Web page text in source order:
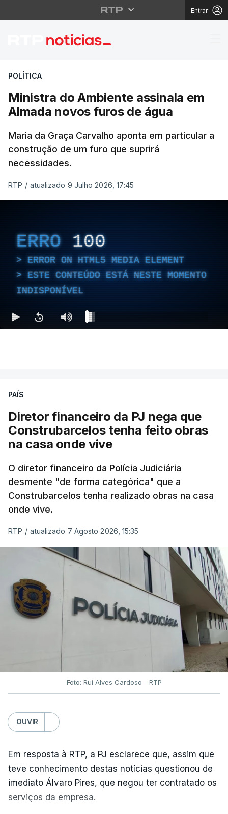
Entrar
Ministra do Ambiente
POLÍTICA
Ministra do Ambiente assinala em
Almada novos furos de água
Maria da Graça Carvalho aponta em particular a
construção de um furo que suprirá
necessidades.
RTP / atualizado 9 Julho 2026, 17:45
ERRO 100
ERROR ON HTML5 MEDIA ELEMENT
ESTE CONTEÚDO ESTÁ NESTE MOMENTO
INDISPONÍVEL
PAÍS
Diretor financeiro da PJ nega que
Construbarcelos tenha feito obras
na casa onde vive
O diretor financeiro da Polícia Judiciária
desmente "de forma categórica" que a
Construbarcelos tenha realizado obras na casa
onde vive.
RTP / atualizado 7 Agosto 2026, 15:35
Foto: Rui Alves Cardoso - RTP
OUVIR
Em resposta à RTP, a PJ esclarece que, assim que
teve conhecimento destas notícias questionou de
imediato Álvaro Pires, que negou ter contratado os
serviços da empresa.